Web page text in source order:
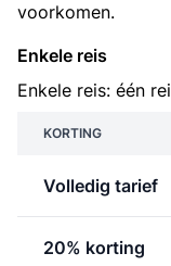
voorkomen.
Enkele reis
Enkele reis: één
KORTING
Volledig tarief
20% korting